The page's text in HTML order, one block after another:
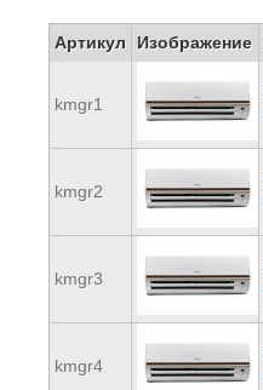
Артикул Изображение
kmgr1
kmgr2
kmgr3
kmgr4